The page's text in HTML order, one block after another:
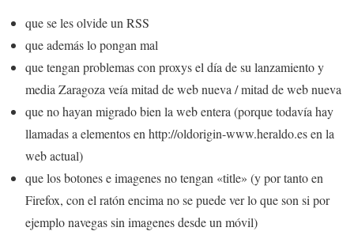
que se les olvide un RSS
que además lo pongan mal
que tengan problemas con proxys el día de su lanzamiento y
media Zaragoza veía mitad de web nueva / mitad de web nueva
que no hayan migrado bien la web entera (porque todavía hay
llamadas a elementos en http://oldorigin-www.heraldo.es en la
web actual)
que los botones e imagenes no tengan «title» (y por tanto en
Firefox, con el ratón encima no se puede ver lo que son si por
ejemplo navegas sin imagenes desde un móvil)